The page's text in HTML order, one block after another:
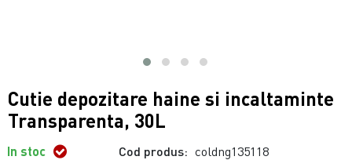
Cutie depozitare haine si incaltaminte
Transparenta, 30L
In stoc Cod produs: coldng135118